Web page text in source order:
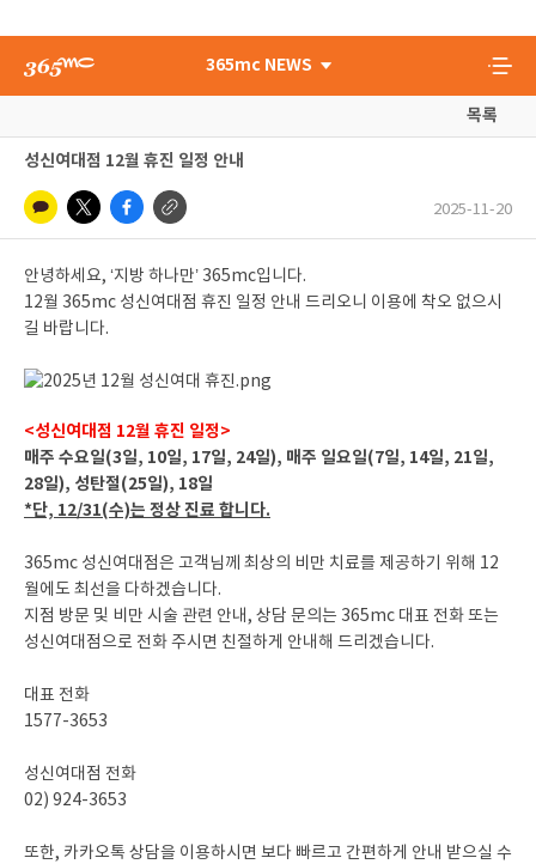
365mc NEWS
목록
성신여대점 12월 휴진 일정 안내
2025-11-20
안녕하세요, ‘지방 하나만’ 365mc입니다.
12월 365mc 성신여대점 휴진 일정 안내 드리오니 이용에 착오 없으시
길 바랍니다.
<성신여대점 12월 휴진 일정>
매주 수요일(3일, 10일, 17일, 24일), 매주 일요일(7일, 14일, 21일,
28일), 성탄절(25일), 18일
*단, 12/31(수)는 정상 진료 합니다.
365mc 성신여대점은 고객님께 최상의 비만 치료를 제공하기 위해 12
월에도 최선을 다하겠습니다.
지점 방문 및 비만 시술 관련 안내, 상담 문의는 365mc 대표 전화 또는
성신여대점으로 전화 주시면 친절하게 안내해 드리겠습니다.
대표 전화
1577-3653
성신여대점 전화
02) 924-3653
또한, 카카오톡 상담을 이용하시면 보다 빠르고 간편하게 안내 받으실 수